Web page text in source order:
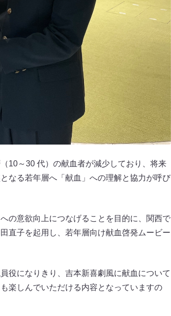
10～30 代）の献血者が減少しており、将来
なる若年層へ「献血」への理解と協力が呼び
の意欲向上につなげることを目的に、関西で
直子を起用し、若年層向け献血啓発ムービー
役になりきり、吉本新喜劇風に献血について
楽しんでいただける内容となっていますの